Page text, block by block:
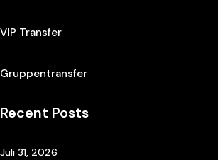
VIP Transfer
Gruppentransfer
Recent Posts
Juli 31, 2026